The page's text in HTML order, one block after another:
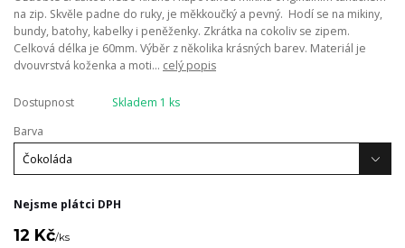
na zip. Skvěle padne do ruky, je měkkoučký a pevný. Hodí se na mikiny,
bundy, batohy, kabelky i peněženky. Zkrátka na cokoliv se zipem.
Celková délka je 60mm. Výběr z několika krásných barev. Materiál je
dvouvrstvá koženka a moti... celý popis
Dostupnost
Skladem 1 ks
Barva
Nejsme plátci DPH
12 Kč/ks